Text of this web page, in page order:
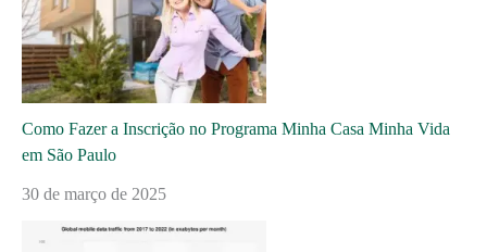
Como Fazer a Inscrição no Programa Minha Casa Minha Vida
em São Paulo
30 de março de 2025